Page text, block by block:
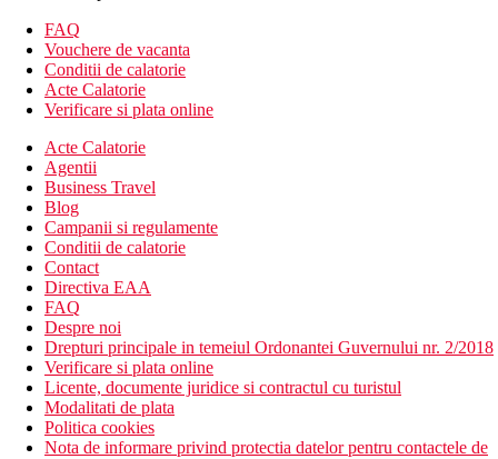
dubla, superioara; spre mare
Camera dubla, superioara, vedere la mare:
dubla, superioara; vedere la mare
Camera dubla, superioara, vedere directa la mare:
Camera dubla, superioara; vedere directa la mare
superioara; mai spatios
Mese
optiune de cumpărare a pachetului premium
Premium All Inclusive:
- bufet la mic dejun, pranz si cina
- gustari in timpul zilei
- bauturi alcoolice si nealcoolice alese (10.00-00.00)
- cafea filtrata, ceai, inghetata
- 1 x pe saptamana restaurant a la carte (este necesara rezervarea
in avans)
FAQ
Vouchere de vacanta
Conditii de calatorie
Acte Calatorie
Verificare si plata online
Acte Calatorie
Agentii
Business Travel
Blog
Campanii si regulamente
Conditii de calatorie
Contact
Directiva EAA
FAQ
Despre noi
Drepturi principale in temeiul Ordonantei Guvernului nr. 2/2018
Verificare si plata online
Licente, documente juridice si contractul cu turistul
Modalitati de plata
Politica cookies
Nota de informare privind protectia datelor pentru contactele de